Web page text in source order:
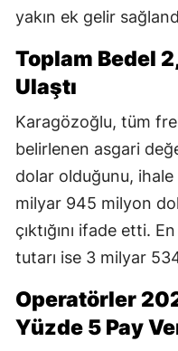
yakın ek gelir
Toplam Bedel
Ulaştı
Karagözoğlu, tüm
belirlenen asgari
dolar olduğunu,
milyar 945 milyon
çıktığını ifade etti.
tutarı ise 3 milyar
Operatörler
Yüzde 5 Pay